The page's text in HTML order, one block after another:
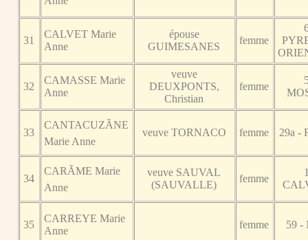
31
CALVET Marie
Anne
épouse
GUIMESANES
femme
32
CAMASSE Marie
Anne
veuve
DEUXPONTS,
Christian
femme
33
CANTACUZÃNE
Marie Anne
veuve TORNACO femme 29a -
34
CARÃME Marie
Anne
veuve SAUVAL
(SAUVALLE)
femme
35
CARREYE Marie
Anne
femme 59 -